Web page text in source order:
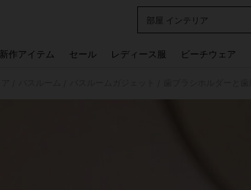
部屋 インテリア
新作アイテム セール レディース服 ビーチウェア